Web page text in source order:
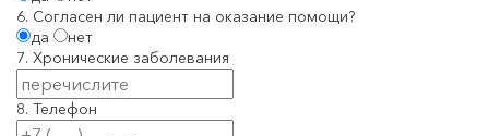
6. Согласен ли пациент на оказание помощи?
да
нет
7. Хронические заболевания
8. Телефон